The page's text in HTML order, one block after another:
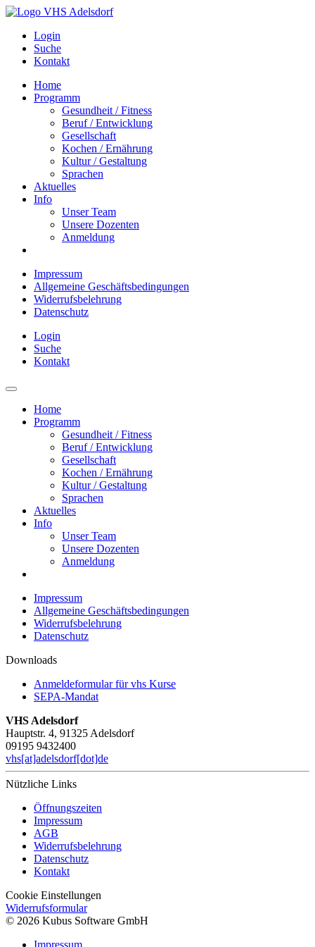
Login
Suche
Kontakt
Home
Programm
Gesundheit / Fitness
Beruf / Entwicklung
Gesellschaft
Kochen / Ernährung
Kultur / Gestaltung
Sprachen
Aktuelles
Info
Unser Team
Unsere Dozenten
Anmeldung
Impressum
Allgemeine Geschäftsbedingungen
Widerrufsbelehrung
Datenschutz
Login
Suche
Kontakt
Home
Programm
Gesundheit / Fitness
Beruf / Entwicklung
Gesellschaft
Kochen / Ernährung
Kultur / Gestaltung
Sprachen
Aktuelles
Info
Unser Team
Unsere Dozenten
Anmeldung
Impressum
Allgemeine Geschäftsbedingungen
Widerrufsbelehrung
Datenschutz
Downloads
Anmeldeformular für vhs Kurse
SEPA-Mandat
VHS Adelsdorf
Hauptstr. 4, 91325 Adelsdorf
09195 9432400
vhs[at]adelsdorf[dot]de
Nützliche Links
Öffnungszeiten
Impressum
AGB
Widerrufsbelehrung
Datenschutz
Kontakt
Cookie Einstellungen
Widerrufsformular
© 2026 Kubus Software GmbH
Impressum